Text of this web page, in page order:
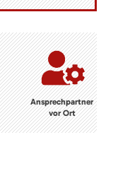
Ansprechpartner
vor Ort